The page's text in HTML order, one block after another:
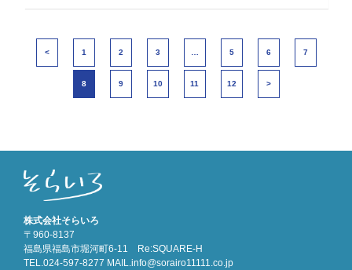
1 2 3 5 6 7
8 9 10 11 12
株式会社そらいろ
〒960-8137
福島県福島市堀河町6-11 Re:SQUARE-H
TEL.024-597-8277 MAIL.info@sorairo11111.co.jp